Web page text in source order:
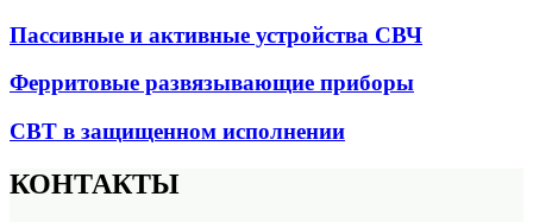
Пассивные и активные устройства СВЧ
Ферритовые развязывающие приборы
СВТ в защищенном исполнении
КОНТАКТЫ